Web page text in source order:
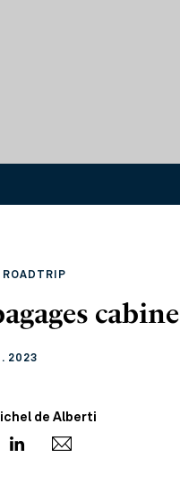
ROADTRIP
cabine
. 2023
de Alberti